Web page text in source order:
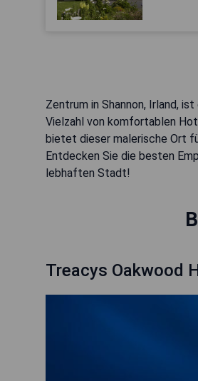
Zentrum in Shannon, Irland,
Vielzahl von komfortablen
bietet dieser malerische Ort
Entdecken Sie die besten
lebhaften Stadt!
Treacys Oakwood